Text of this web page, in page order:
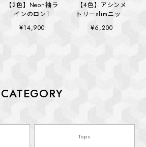
【2色】Neon袖ラ
インのロンT
(kai1355)
¥14,900
【4色】アシンメ
トリーslimニット
(kai1400)
¥6,200
CATEGORY
Tops